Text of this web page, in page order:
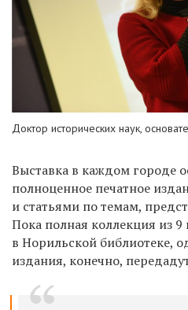
Доктор исторических наук,
Выставка в каждом городе
полноценное печатное
и статьями по темам,
Пока полная коллекция из 9
в Норильской библиотеке,
издания, конечно,